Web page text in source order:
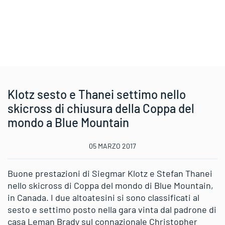
Klotz sesto e Thanei settimo nello
skicross di chiusura della Coppa del
mondo a Blue Mountain
05 MARZO 2017
Buone prestazioni di Siegmar Klotz e Stefan Thanei
nello skicross di Coppa del mondo di Blue Mountain,
in Canada. I due altoatesini si sono classificati al
sesto e settimo posto nella gara vinta dal padrone di
casa Leman Brady sul connazionale Christopher